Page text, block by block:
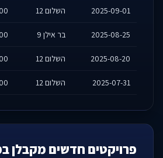
2025-09-01 השלום 12 ₪
2025-08-25 בר אילן 9 ₪
2025-08-20 השלום 12 ₪
2025-07-31 השלום 12 ₪
פרויקטים חדשים מקבלן